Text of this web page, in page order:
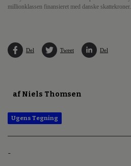
millionklassen finansieret med danske skattekroner.
Del Tweet Del
af Niels Thomsen
Ugens Tegning
-